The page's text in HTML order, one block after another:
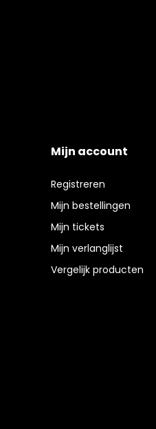
Mijn account
Registreren
Mijn bestellingen
Mijn tickets
Mijn verlanglijst
Vergelijk producten